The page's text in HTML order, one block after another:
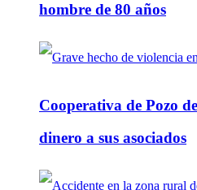
hombre de 80 años
Cooperativa de Pozo
dinero a sus asociados